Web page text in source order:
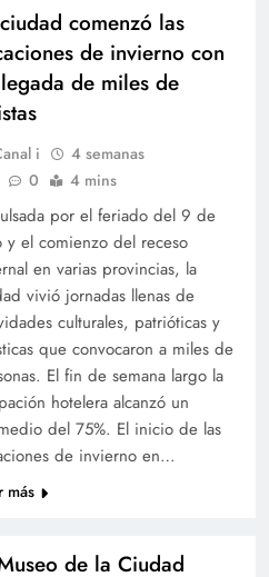
comenzó las
de invierno con
de miles de
i
4 semanas
0 4 mins
por el feriado del 9 de
y el comienzo del receso
en varias provincias, la
vivió jornadas llenas de
culturales, patrióticas y
que convocaron a miles de
El fin de semana largo la
hotelera alcanzó un
del 75%. El inicio de las
de invierno en…
más
de la Ciudad